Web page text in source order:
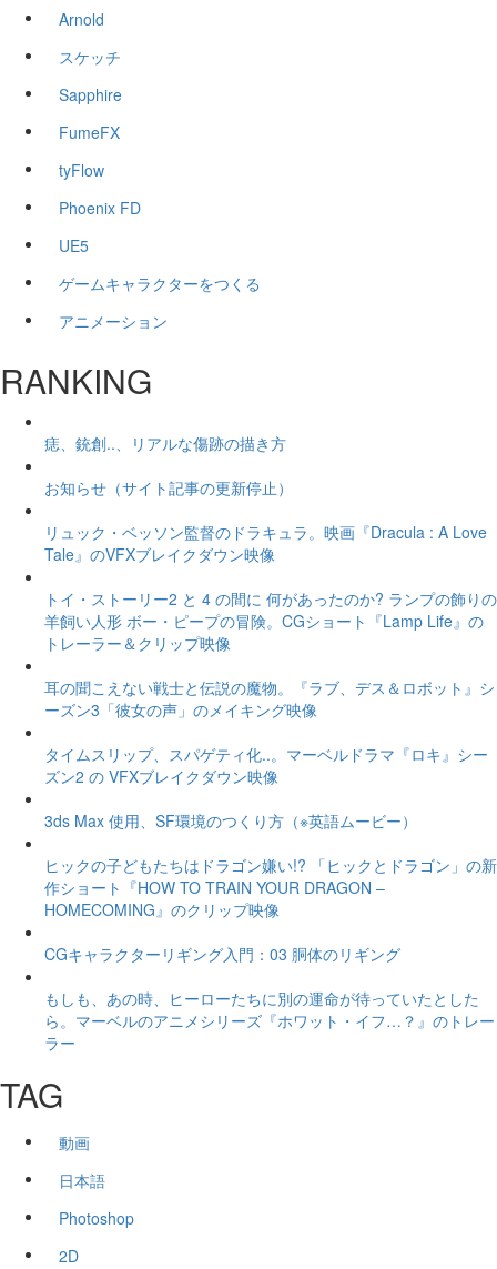
Arnold
スケッチ
Sapphire
FumeFX
tyFlow
Phoenix FD
UE5
ゲームキャラクターをつくる
アニメーション
RANKING
痣、銃創..、リアルな傷跡の描き方
お知らせ（サイト記事の更新停止）
リュック・ベッソン監督のドラキュラ。映画『Dracula : A Love
Tale』のVFXブレイクダウン映像
トイ・ストーリー2 と 4 の間に 何があったのか? ランプの飾りの
羊飼い人形 ボー・ピープの冒険。CGショート『Lamp Life』の
トレーラー＆クリップ映像
耳の聞こえない戦士と伝説の魔物。『ラブ、デス＆ロボット』シ
ーズン3「彼女の声」のメイキング映像
タイムスリップ、スパゲティ化..。マーベルドラマ『ロキ』シー
ズン2 の VFXブレイクダウン映像
3ds Max 使用、SF環境のつくり方（※英語ムービー）
ヒックの子どもたちはドラゴン嫌い!? 「ヒックとドラゴン」の新
作ショート『HOW TO TRAIN YOUR DRAGON –
HOMECOMING』のクリップ映像
CGキャラクターリギング入門：03 胴体のリギング
もしも、あの時、ヒーローたちに別の運命が待っていたとした
ら。マーベルのアニメシリーズ『ホワット・イフ…？』のトレー
ラー
TAG
動画
日本語
Photoshop
2D